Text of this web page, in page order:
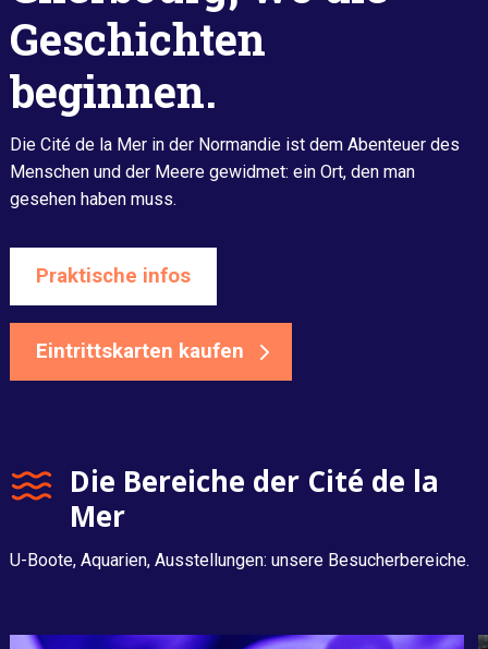
Geschichten
beginnen.
Die Cité de la Mer in der Normandie ist dem Abenteuer des
Menschen und der Meere gewidmet: ein Ort, den man
gesehen haben muss.
Praktische infos
Eintrittskarten kaufen
Die Bereiche der Cité de la
Mer
U-Boote, Aquarien, Ausstellungen: unsere Besucherbereiche.